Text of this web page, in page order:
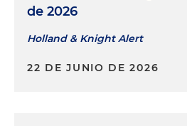
de 2026
Holland & Knight Alert
22 DE JUNIO DE 2026